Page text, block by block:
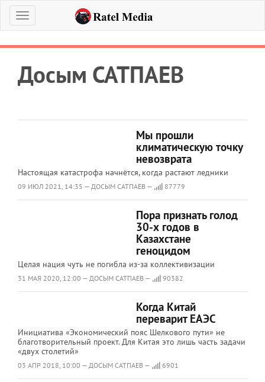
Меню
Досым САТПАЕВ
Мы прошли
климатическую точку
невозврата
Настоящая катастрофа начнётся, когда растают ледники
09 ИЮЛ 2021, 14:35 — ДОСЫМ САТПАЕВ — 87779
Пора признать голод
30-х годов в
Казахстане
геноцидом
Целая нация чуть не погибла из-за коллективизации
31 МАЯ 2020, 12:00 — ДОСЫМ САТПАЕВ — 90382
Когда Китай
переварит ЕАЭС
Инициатива «Экономический пояс Шелкового пути» не
благотворительный проект. Для Китая это лишь часть задачи
«двух столетий»
03 АПР 2018, 10:00 — ДОСЫМ САТПАЕВ — 6901